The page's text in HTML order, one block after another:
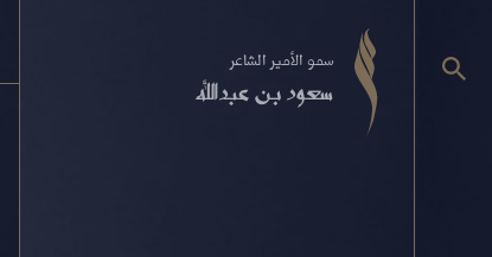
سمو الأمير الشاعر
سعود بن عبدالله